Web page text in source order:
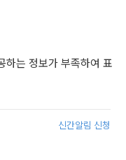
하는 정보가 부족하여 표
신간알림 신청